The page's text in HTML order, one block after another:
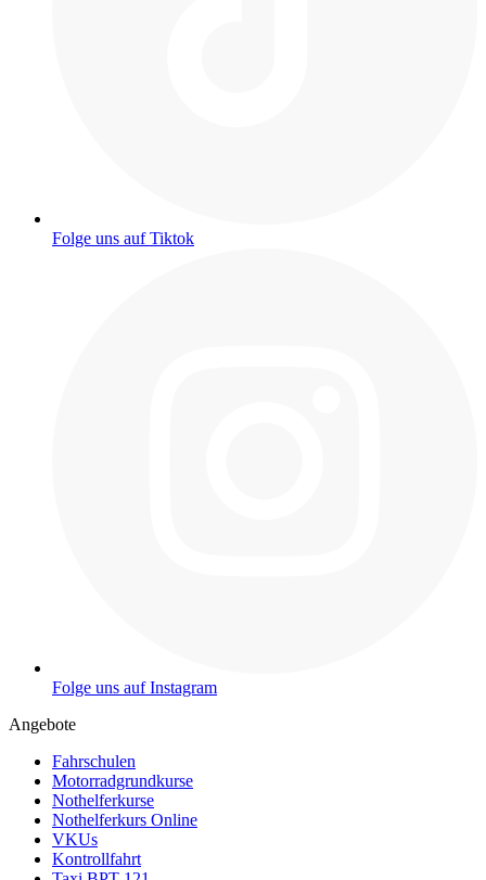
Folge uns auf Tiktok
Folge uns auf Instagram
Angebote
Fahrschulen
Motorradgrundkurse
Nothelferkurse
Nothelferkurs Online
VKUs
Kontrollfahrt